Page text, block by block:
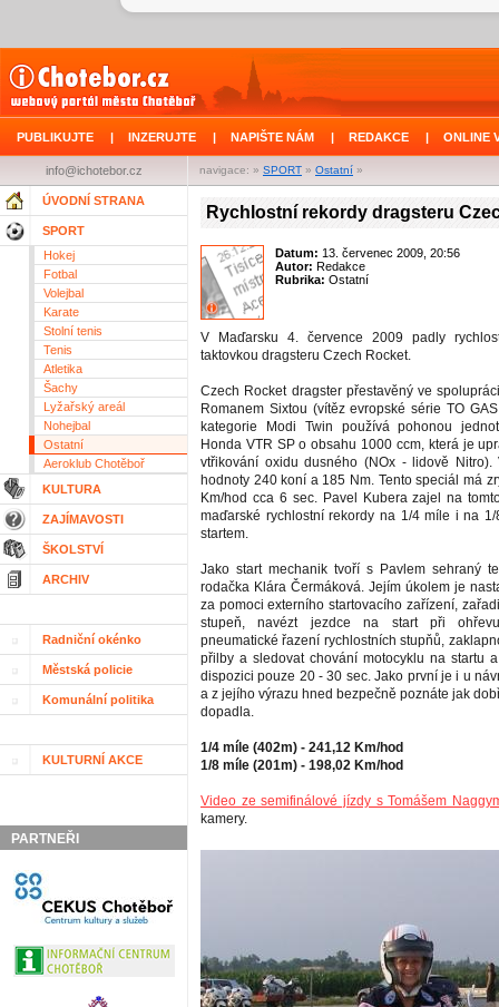
PUBLIKUJTE | INZERUJTE | NAPIŠTE NÁM | REDAKCE | ONLINE
navigace: » SPORT » Ostatní »
info@ichotebor.cz
ÚVODNÍ STRANA
SPORT
Hokej
Fotbal
Volejbal
Karate
Stolní tenis
Tenis
Atletika
Šachy
Lyžařský areál
Nohejbal
Ostatní
Aeroklub Chotěboř
KULTURA
ZAJÍMAVOSTI
ŠKOLSTVÍ
ARCHIV
Radniční okénko
Městská policie
Komunální politika
KULTURNÍ AKCE
PARTNEŘI
Rychlostní rekordy dragsteru
Datum: 13. červenec 2009, 20:56
Autor: Redakce
Rubrika: Ostatní
V Maďarsku 4. července 2009 padly
taktovkou dragsteru Czech Rocket.
Czech Rocket dragster přestavěný ve
Romanem Sixtou (vítěz evropské série TO
kategorie Modi Twin používá pohonou
Honda VTR SP o obsahu 1000 ccm, která je
vtřikování oxidu dusného (NOx - lidově Nitro).
hodnoty 240 koní a 185 Nm. Tento speciál má
Km/hod cca 6 sec. Pavel Kubera zajel na
maďarské rychlostní rekordy na 1/4 míle i na
startem.
Jako start mechanik tvoří s Pavlem sehraný
rodačka Klára Čermáková. Jejím úkolem je
za pomoci externího startovacího zařízení,
stupeň, navézt jezdce na start při
pneumatické řazení rychlostních stupňů,
přilby a sledovat chování motocyklu na startu
dispozici pouze 20 - 30 sec. Jako první je i u
a z jejího výrazu hned bezpečně poznáte jak
dopadla.
1/4 míle (402m) - 241,12 Km/hod
1/8 míle (201m) - 198,02 Km/hod
Video ze semifinálové jízdy s Tomášem
kamery.